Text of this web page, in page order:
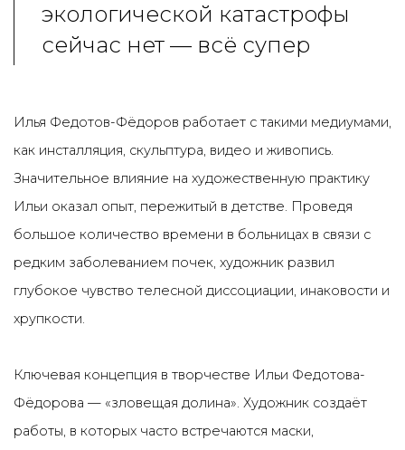
экологической катастрофы
сейчас нет — всё супер
Илья Федотов-Фёдоров работает с такими медиумами,
как инсталляция, скульптура, видео и живопись.
Значительное влияние на художественную практику
Ильи оказал опыт, пережитый в детстве. Проведя
большое количество времени в больницах в связи с
редким заболеванием почек, художник развил
глубокое чувство телесной диссоциации, инаковости и
хрупкости.
Ключевая концепция в творчестве Ильи Федотова-
Фёдорова — «зловещая долина». Художник создаёт
работы, в которых часто встречаются маски,